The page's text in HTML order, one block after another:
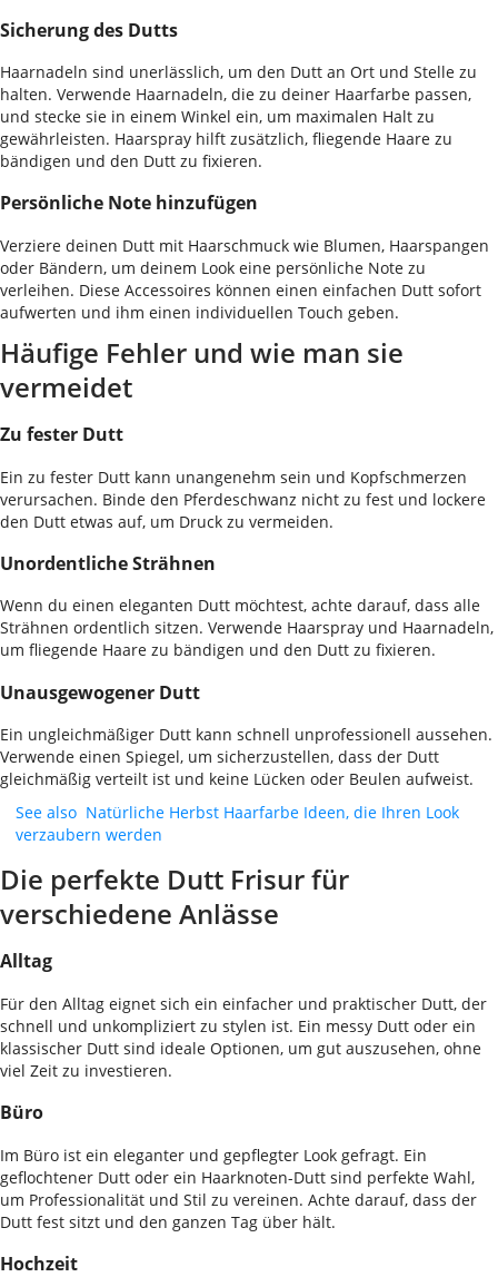
Sicherung des Dutts
Haarnadeln sind unerlässlich, um den Dutt an Ort und Stelle zu
halten. Verwende Haarnadeln, die zu deiner Haarfarbe passen,
und stecke sie in einem Winkel ein, um maximalen Halt zu
gewährleisten. Haarspray hilft zusätzlich, fliegende Haare zu
bändigen und den Dutt zu fixieren.
Persönliche Note hinzufügen
Verziere deinen Dutt mit Haarschmuck wie Blumen, Haarspangen
oder Bändern, um deinem Look eine persönliche Note zu
verleihen. Diese Accessoires können einen einfachen Dutt sofort
aufwerten und ihm einen individuellen Touch geben.
Häufige Fehler und wie man sie
vermeidet
Zu fester Dutt
Ein zu fester Dutt kann unangenehm sein und Kopfschmerzen
verursachen. Binde den Pferdeschwanz nicht zu fest und lockere
den Dutt etwas auf, um Druck zu vermeiden.
Unordentliche Strähnen
Wenn du einen eleganten Dutt möchtest, achte darauf, dass alle
Strähnen ordentlich sitzen. Verwende Haarspray und Haarnadeln,
um fliegende Haare zu bändigen und den Dutt zu fixieren.
Unausgewogener Dutt
Ein ungleichmäßiger Dutt kann schnell unprofessionell aussehen.
Verwende einen Spiegel, um sicherzustellen, dass der Dutt
gleichmäßig verteilt ist und keine Lücken oder Beulen aufweist.
See also Natürliche Herbst Haarfarbe Ideen, die Ihren Look
verzaubern werden
Die perfekte Dutt Frisur für
verschiedene Anlässe
Alltag
Für den Alltag eignet sich ein einfacher und praktischer Dutt, der
schnell und unkompliziert zu stylen ist. Ein messy Dutt oder ein
klassischer Dutt sind ideale Optionen, um gut auszusehen, ohne
viel Zeit zu investieren.
Büro
Im Büro ist ein eleganter und gepflegter Look gefragt. Ein
geflochtener Dutt oder ein Haarknoten-Dutt sind perfekte Wahl,
um Professionalität und Stil zu vereinen. Achte darauf, dass der
Dutt fest sitzt und den ganzen Tag über hält.
Hochzeit